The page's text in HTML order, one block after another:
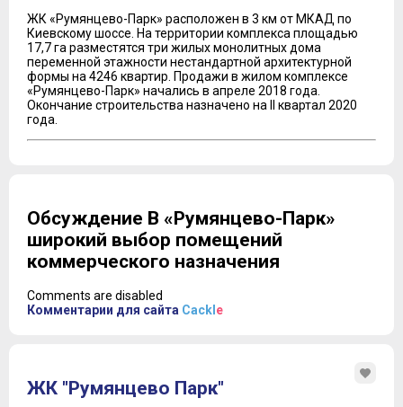
ЖК «Румянцево-Парк» расположен в 3 км от МКАД по
Киевскому шоссе. На территории комплекса площадью
17,7 га разместятся три жилых монолитных дома
переменной этажности нестандартной архитектурной
формы на 4246 квартир. Продажи в жилом комплексе
«Румянцево-Парк» начались в апреле 2018 года.
Окончание строительства назначено на II квартал 2020
года.
Обсуждение В «Румянцево-Парк»
широкий выбор помещений
коммерческого назначения
Comments are disabled
Комментарии для сайта Cackl e
ЖК "Румянцево Парк"